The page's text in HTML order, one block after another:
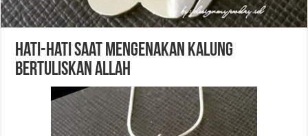
Hati-Hati Saat Mengenakan Kalung
Bertuliskan Allah